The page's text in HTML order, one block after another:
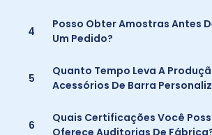
4
Posso Obter Amostras Antes
Um Pedido?
5
Quanto Tempo Leva A
Acessórios De Barra
6
Quais Certificações Você